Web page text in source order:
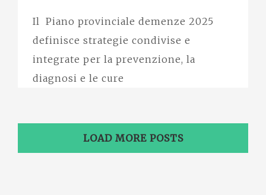
Il Piano provinciale demenze 2025
definisce strategie condivise e
integrate per la prevenzione, la
diagnosi e le cure
LOAD MORE POSTS